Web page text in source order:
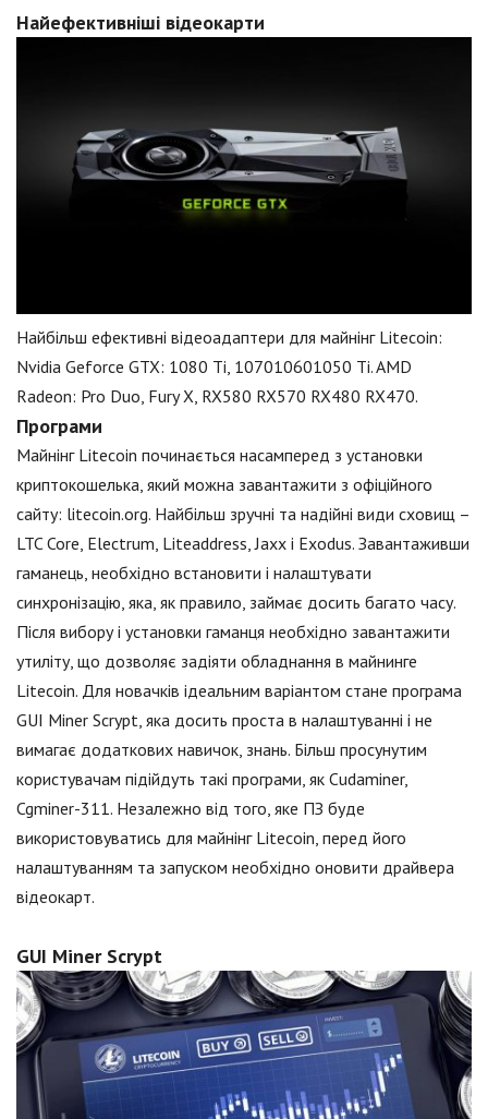
Найефективніші відеокарти
Найбільш ефективні відеоадаптери для майнінг Litecoin:
Nvidia Geforce GTX: 1080 Ti, 107010601050 Ti. AMD
Radeon: Pro Duo, Fury X, RX580 RX570 RX480 RX470.
Програми
Майнінг Litecoin починається насамперед з установки
криптокошелька, який можна завантажити з офіційного
сайту: litecoin.org. Найбільш зручні та надійні види сховищ –
LTC Core, Electrum, Liteaddress, Jaxx і Exodus. Завантаживши
гаманець, необхідно встановити і налаштувати
синхронізацію, яка, як правило, займає досить багато часу.
Після вибору і установки гаманця необхідно завантажити
утиліту, що дозволяє задіяти обладнання в майнинге
Litecoin. Для новачків ідеальним варіантом стане програма
GUI Miner Scrypt, яка досить проста в налаштуванні і не
вимагає додаткових навичок, знань. Більш просунутим
користувачам підійдуть такі програми, як Cudaminer,
Cgminer-311. Незалежно від того, яке ПЗ буде
використовуватись для майнінг Litecoin, перед його
налаштуванням та запуском необхідно оновити драйвера
відеокарт.
GUI Miner Scrypt